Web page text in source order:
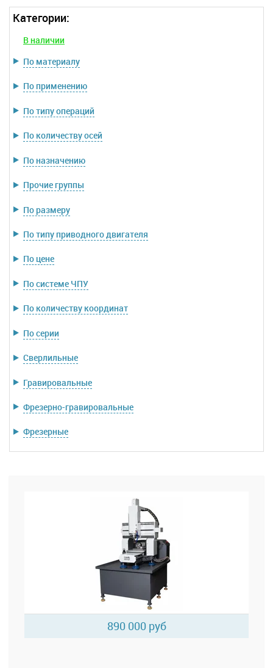
Категории:
В наличии
По материалу
По применению
По типу операций
По количеству осей
По назначению
Прочие группы
По размеру
По типу приводного двигателя
По цене
По системе ЧПУ
По количеству координат
По серии
Сверлильные
Гравировальные
Фрезерно-гравировальные
Фрезерные
890 000 руб